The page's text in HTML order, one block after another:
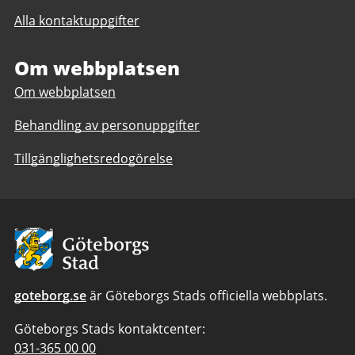
F-
9,
grundskola
1-
F-
anpassad
grundskola
1-
6
Alla kontaktuppgifter
Om webbplatsen
Om webbplatsen
Behandling av personuppgifter
Tillgänglighetsredogörelse
Avsändare:
Göteborgs
Stad
goteborg.seär Göteborgs Stads officiella webbplats.
Göteborgs Stads kontaktcenter:
Telefonnummer
031-365 00 00